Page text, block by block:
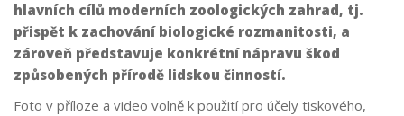
hlavních cílů moderních zoologických zahrad, tj.
přispět k zachování biologické rozmanitosti, a
zároveň představuje konkrétní nápravu škod
způsobených přírodě lidskou činností.
Foto v příloze a video volně k použití pro účely tiskového,